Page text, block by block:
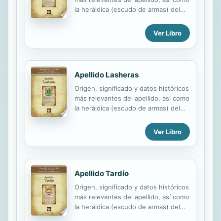
la heráldica (escudo de armas) del
edición de todas nuestras láminas
nos regimos por un estricto
protocolo cuya finalidad es la de
garantizar la veracidad y utilidad de la
simbolismo de los principales
esmaltes, metales y piezas
heráldicas.
Ver Libro
Apellido Lasheras
Origen, significado y datos históricos
más relevantes del apellido, así como
la heráldica (escudo de armas) del
edición de todas nuestras láminas
nos regimos por un estricto
protocolo cuya finalidad es la de
garantizar la veracidad y utilidad de la
simbolismo de los principales
esmaltes, metales y piezas
heráldicas.
Ver Libro
Apellido Tardío
Origen, significado y datos históricos
más relevantes del apellido, así como
la heráldica (escudo de armas) del